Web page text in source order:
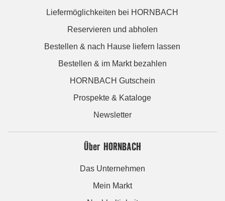
Liefermöglichkeiten bei HORNBACH
Reservieren und abholen
Bestellen & nach Hause liefern lassen
Bestellen & im Markt bezahlen
HORNBACH Gutschein
Prospekte & Kataloge
Newsletter
Über HORNBACH
Das Unternehmen
Mein Markt